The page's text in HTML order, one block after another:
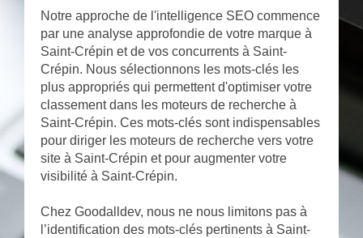
Notre approche de l'intelligence SEO commence
par une analyse approfondie de votre marque à
Saint-Crépin et de vos concurrents à Saint-
Crépin. Nous sélectionnons les mots-clés les
plus appropriés qui permettent d'optimiser votre
classement dans les moteurs de recherche à
Saint-Crépin. Ces mots-clés sont indispensables
pour diriger les moteurs de recherche vers votre
site à Saint-Crépin et pour augmenter votre
visibilité à Saint-Crépin.
Chez Goodalldev, nous ne nous limitons pas à
l’identification des mots-clés pertinents à Saint-